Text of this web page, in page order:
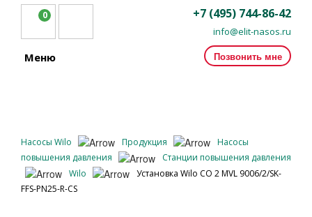
0 +7 (495) 744-86-42
info@elit-nasos.ru
Позвонить мне
Меню
Насосы Wilo Продукция
Насосы
повышения давления
Станции повышения давления
Wilo
Установка Wilo CO 2 MVL 9006/2/SK-
FFS-PN25-R-CS